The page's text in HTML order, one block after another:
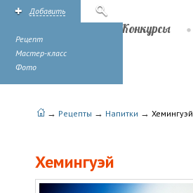
Добавить
Рецепт
Мастер-класс
Фото
Конкурсы
→ Рецепты → Напитки → Хемингуэй
Хемингуэй